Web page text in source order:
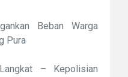
Beban Warga
Pura
– Kepolisian